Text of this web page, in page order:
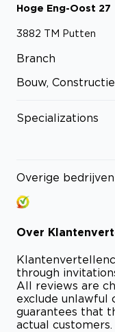
Hoge Eng-Oost 27
3882 TM Putten
Branch
Bouw, Constructie
Specializations
Overige bedrijven
Over
Klantenvertellen
through
All reviews are
exclude unlawful
guarantees that
actual customers.